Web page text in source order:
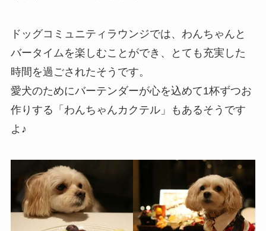
ドッグコミュニティラウンジでは、わんちゃんと
バータイムを楽しむことができ、とても充実した
時間を過ごされたそうです。
愛犬のためにバーテンダーが心を込めて1杯ずつお
作りする「わんちゃんカクテル」もあるそうです
よ♪